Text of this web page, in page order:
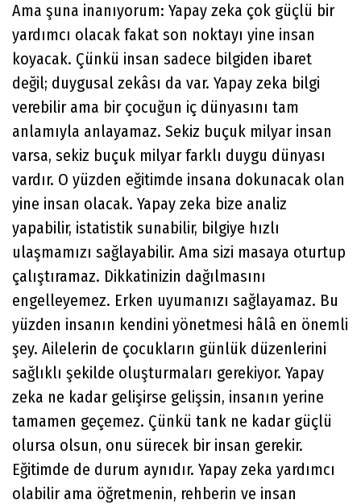
Ama şuna inanıyorum: Yapay zeka çok güçlü bir
yardımcı olacak fakat son noktayı yine insan
koyacak. Çünkü insan sadece bilgiden ibaret
değil; duygusal zekâsı da var. Yapay zeka bilgi
verebilir ama bir çocuğun iç dünyasını tam
anlamıyla anlayamaz. Sekiz buçuk milyar insan
varsa, sekiz buçuk milyar farklı duygu dünyası
vardır. O yüzden eğitimde insana dokunacak olan
yine insan olacak. Yapay zeka bize analiz
yapabilir, istatistik sunabilir, bilgiye hızlı
ulaşmamızı sağlayabilir. Ama sizi masaya oturtup
çalıştıramaz. Dikkatinizin dağılmasını
engelleyemez. Erken uyumanızı sağlayamaz. Bu
yüzden insanın kendini yönetmesi hâlâ en önemli
şey. Ailelerin de çocukların günlük düzenlerini
sağlıklı şekilde oluşturmaları gerekiyor. Yapay
zeka ne kadar gelişirse gelişsin, insanın yerine
tamamen geçemez. Çünkü tank ne kadar güçlü
olursa olsun, onu sürecek bir insan gerekir.
Eğitimde de durum aynıdır. Yapay zeka yardımcı
olabilir ama öğretmenin, rehberin ve insan